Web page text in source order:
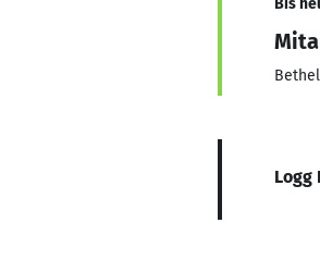
Bis
Logg